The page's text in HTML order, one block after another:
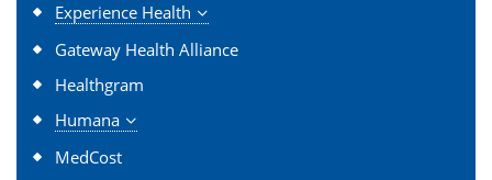
Experience Health
Gateway Health Alliance
Healthgram
Humana
MedCost